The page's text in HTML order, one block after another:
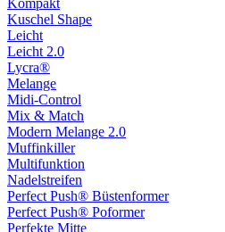
Kuschel Shape
Leicht
Leicht 2.0
Lycra®
Melange
Midi-Control
Mix & Match
Modern Melange 2.0
Muffinkiller
Multifunktion
Nadelstreifen
Perfect Push® Büstenformer
Perfect Push® Poformer
Perfekte Mitte